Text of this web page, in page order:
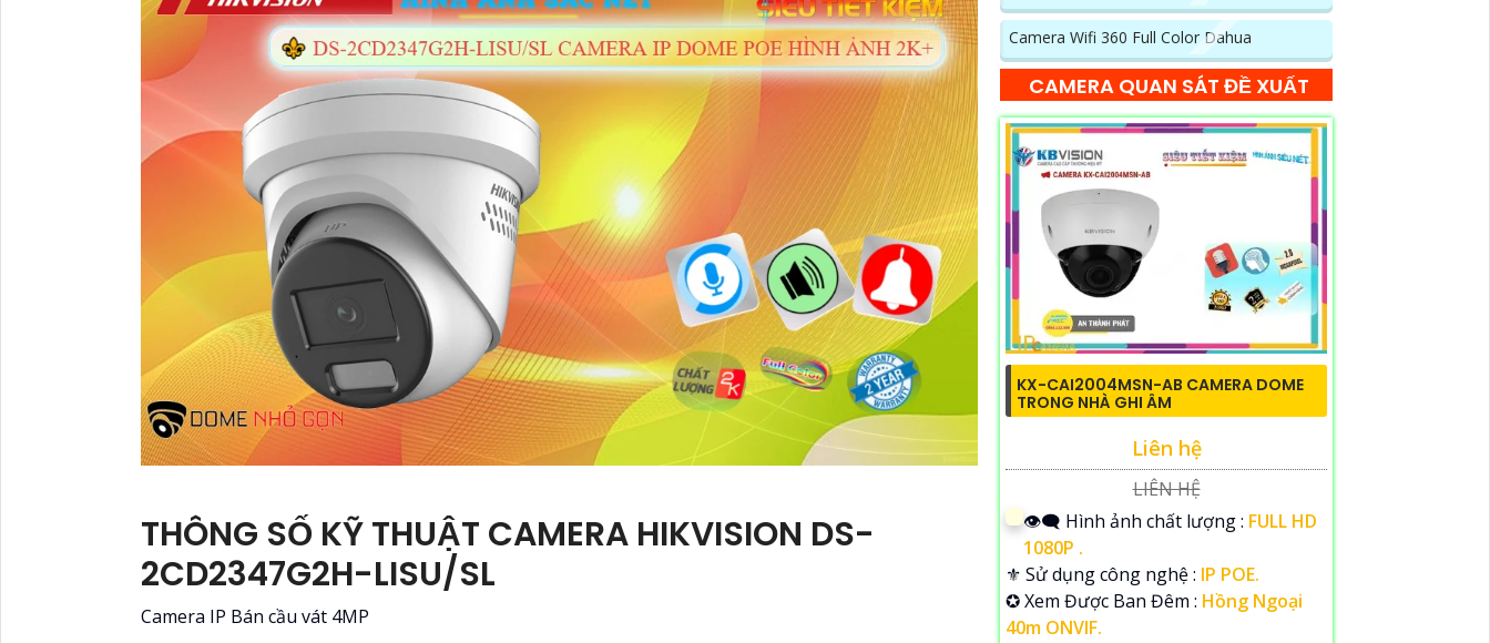
THÔNG SỐ KỸ THUẬT CAMERA HIKVISION DS-
2CD2347G2H-LISU/SL
Camera IP Bán cầu vát 4MP
Camera Wifi 360 Full Color Dahua
CAMERA QUAN SÁT ĐỀ XUẤT
KX-CAI2004MSN-AB CAMERA DOME
TRONG NHÀ GHI ÂM
Liên hệ
LIÊN HỆ
👁️‍🗨 Hình ảnh chất lượng : FULL HD
1080P .
⚜️ Sử dụng công nghệ : IP POE.
✪ Xem Được Ban Đêm : Hồng Ngoại
40m ONVIF.